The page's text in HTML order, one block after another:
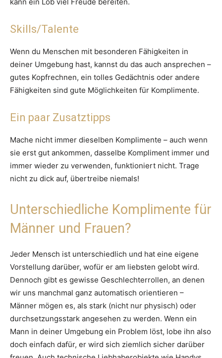
Skills/Talente
Wenn du Menschen mit besonderen Fähigkeiten in
deiner Umgebung hast, kannst du das auch ansprechen –
gutes Kopfrechnen, ein tolles Gedächtnis oder andere
Fähigkeiten sind gute Möglichkeiten für Komplimente.
Ein paar Zusatztipps
Mache nicht immer dieselben Komplimente – auch wenn
sie erst gut ankommen, dasselbe Kompliment immer und
immer wieder zu verwenden, funktioniert nicht. Trage
nicht zu dick auf, übertreibe niemals!
Unterschiedliche Komplimente für
Männer und Frauen?
Jeder Mensch ist unterschiedlich und hat eine eigene
Vorstellung darüber, wofür er am liebsten gelobt wird.
Dennoch gibt es gewisse Geschlechterrollen, an denen
wir uns manchmal ganz automatisch orientieren –
Männer mögen es, als stark (nicht nur physisch) oder
durchsetzungsstark angesehen zu werden. Wenn ein
Mann in deiner Umgebung ein Problem löst, lobe ihn also
doch einfach dafür, er wird sich ziemlich sicher darüber